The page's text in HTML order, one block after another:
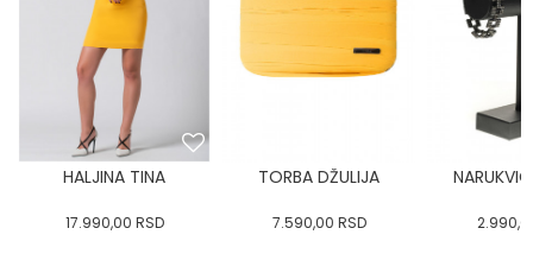
HALJINA TINA
17.990,00 RSD
TORBA DŽULIJA
7.590,00 RSD